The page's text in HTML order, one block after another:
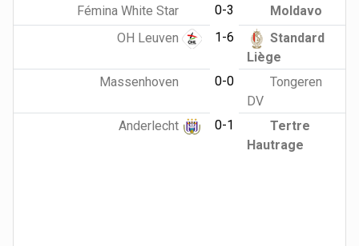
Fémina White Star
0-3
Moldavo
OH Leuven
1-6
Standard
Liège
Massenhoven
0-0
Tongeren
DV
Anderlecht
0-1
Tertre
Hautrage